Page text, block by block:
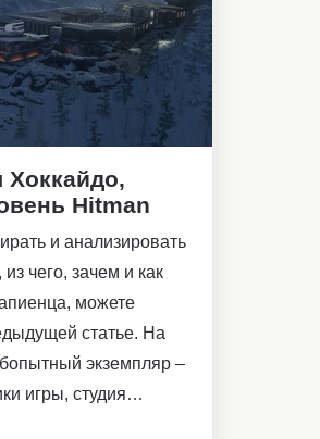
Хоккайдо,
Hitman
и анализировать
чего, зачем и как
можете
статье. На
экземпляр –
игры, студия…